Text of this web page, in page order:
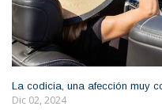
La codicia, una afección muy
Dic 02, 2024